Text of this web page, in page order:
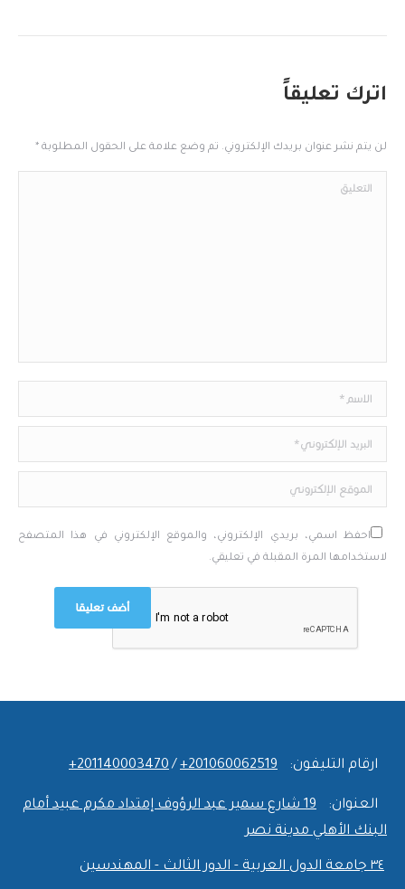
اترك تعليقاً
لن يتم نشر عنوان بريدك الإلكتروني. تم وضع علامة على الحقول المطلوبة *
التعليق
الاسم*
البريد الإلكتروني*
الموقع الإلكتروني
احفظ اسمي، بريدي الإلكتروني، والموقع الإلكتروني في هذا المتصفح
لاستخدامها المرة المقبلة في تعليقي.
أضف تعليقا
ارقام التليفون: ‎+201140003470/ ‎+201060062519
العنوان:
19 شارع سمير عبد الرؤوف إمتداد مكرم عبيد أمام
البنك الأهلي مدينة نصر
٣٤ جامعة الدول العربية - الدور الثالث - المهندسين